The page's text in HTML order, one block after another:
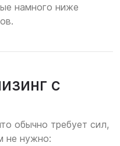
намного ниже
с
обычно требует сил,
не нужно: